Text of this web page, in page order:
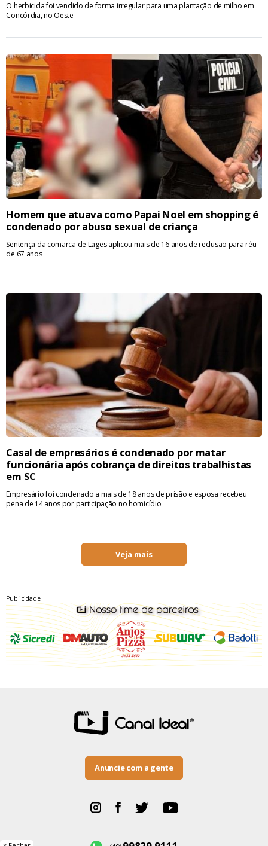
O herbicida foi vendido de forma irregular para uma plantação de milho em
Concórdia, no Oeste
Homem que atuava como Papai Noel em shopping é
condenado por abuso sexual de criança
Sentença da comarca de Lages aplicou mais de 16 anos de reclusão para réu
de 67 anos
Casal de empresários é condenado por matar
funcionária após cobrança de direitos trabalhistas
em SC
Empresário foi condenado a mais de 18 anos de prisão e esposa recebeu
pena de 14 anos por participação no homicídio
Veja mais
Publicidade
Anuncie com a gente